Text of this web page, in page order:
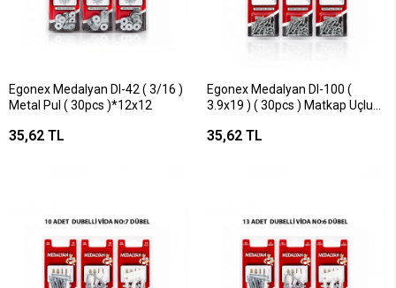
Egonex Medalyan Dl-42 ( 3/16 )
Metal Pul ( 30pcs )*12x12
35,62 TL
Egonex Medalyan Dl-100 (
3.9x19 ) ( 30pcs ) Matkap Uçlu
35,62 TL